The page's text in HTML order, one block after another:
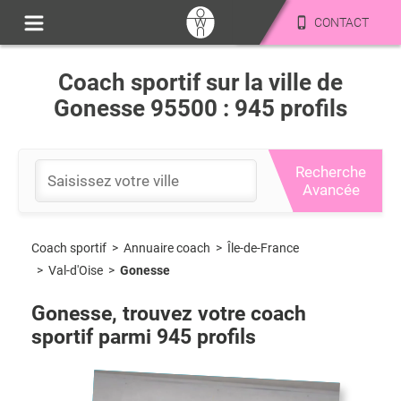
CONTACT
Coach sportif sur la ville de
Gonesse 95500 : 945 profils
Recherche
Avancée
Coach sportif > Annuaire coach > Île-de-France
> Val-d'Oise > Gonesse
Gonesse, trouvez votre coach
sportif parmi 945 profils